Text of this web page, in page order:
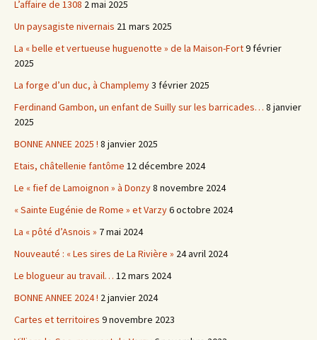
L’affaire de 1308 2 mai 2025
Un paysagiste nivernais 21 mars 2025
La « belle et vertueuse huguenotte » de la Maison-Fort9 février
2025
La forge d’un duc, à Champlemy3 février 2025
Ferdinand Gambon, un enfant de Suilly sur les barricades… 8 janvier
2025
BONNE ANNEE 2025 ! 8 janvier 2025
Etais, châtellenie fantôme 12 décembre 2024
Le « fief de Lamoignon » à Donzy8 novembre 2024
« Sainte Eugénie de Rome » et Varzy6 octobre 2024
La « pôté d’Asnois » 7 mai 2024
Nouveauté : « Les sires de La Rivière » 24 avril 2024
Le blogueur au travail… 12 mars 2024
BONNE ANNEE 2024 ! 2 janvier 2024
Cartes et territoires 9 novembre 2023